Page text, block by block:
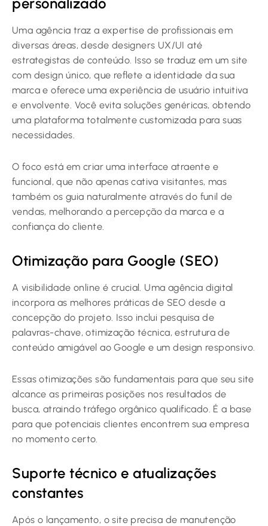
Uma agência traz a expertise de profissionais em
diversas áreas, desde designers UX/UI até
estrategistas de conteúdo. Isso se traduz em um site
com design único, que reflete a identidade da sua
marca e oferece uma experiência de usuário intuitiva
e envolvente. Você evita soluções genéricas, obtendo
uma plataforma totalmente customizada para suas
necessidades.
O foco está em criar uma interface atraente e
funcional, que não apenas cativa visitantes, mas
também os guia naturalmente através do funil de
vendas, melhorando a percepção da marca e a
confiança do cliente.
Otimização para Google (SEO)
A visibilidade online é crucial. Uma agência digital
incorpora as melhores práticas de SEO desde a
concepção do projeto. Isso inclui pesquisa de
palavras-chave, otimização técnica, estrutura de
conteúdo amigável ao Google e um design responsivo.
Essas otimizações são fundamentais para que seu site
alcance as primeiras posições nos resultados de
busca, atraindo tráfego orgânico qualificado. É a base
para que potenciais clientes encontrem sua empresa
no momento certo.
Suporte técnico e atualizações
constantes
Após o lançamento, o site precisa de manutenção